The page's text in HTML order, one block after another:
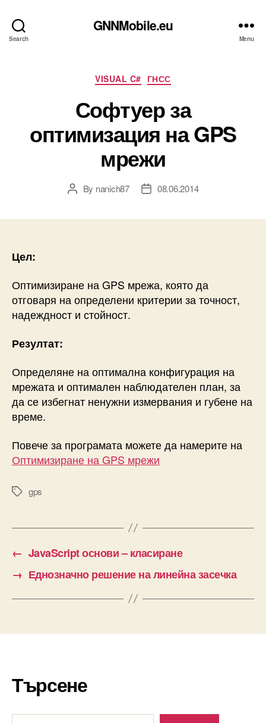
Search
GNNMobile.eu
Menu
Categories
VISUAL C# ГНСС
Софтуер за
оптимизация на GPS
мрежи
PostBy nanich87
Post08.06.2014
Цел:
Оптимизиране на GPS мрежа, която да
отговаря на определени критерии за точност,
надеждност и стойност.
Резултат:
Определяне на оптимална конфигурация на
мрежата и оптимален наблюдателен план, за
да се избегнат ненужни измервания и губене на
време.
Повече за програмата можете да намерите на
Оптимизиране на GPS мрежи
Tagsgps
← JavaScript основи – класиране
→ Еднозначно решение на линейна засечка
Търсене